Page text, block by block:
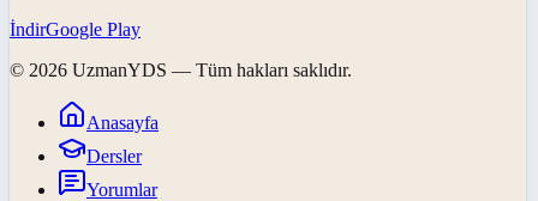
İndirGoogle Play
© 2026 UzmanYDS — Tüm hakları saklıdır.
Anasayfa
Dersler
Yorumlar